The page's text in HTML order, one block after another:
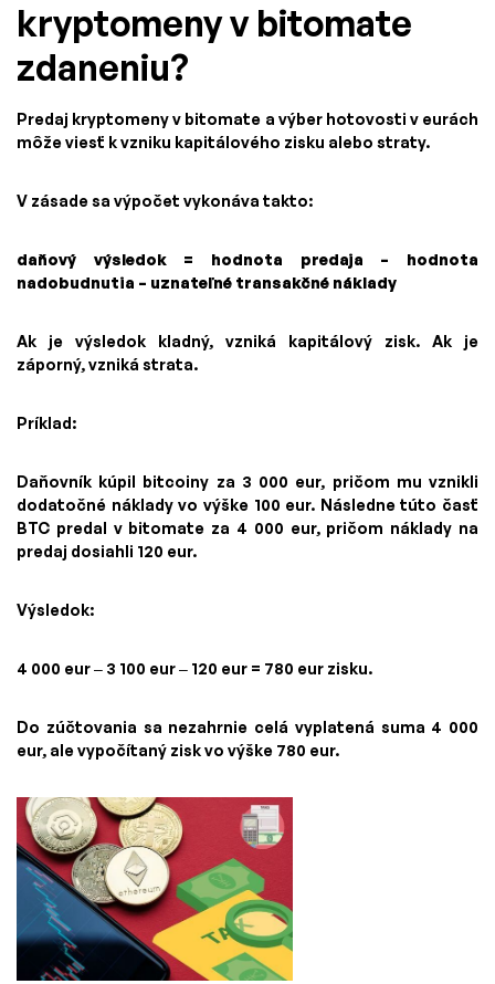
kryptomeny v bitomate
zdaneniu?
Predaj kryptomeny v bitomate a výber hotovosti v eurách
môže viesť k vzniku kapitálového zisku alebo straty.
V zásade sa výpočet vykonáva takto:
daňový výsledok = hodnota predaja – hodnota
nadobudnutia – uznateľné transakčné náklady
Ak je výsledok kladný, vzniká kapitálový zisk. Ak je
záporný, vzniká strata.
Príklad:
Daňovník kúpil bitcoiny za 3 000 eur, pričom mu vznikli
dodatočné náklady vo výške 100 eur. Následne túto časť
BTC predal v bitomate za 4 000 eur, pričom náklady na
predaj dosiahli 120 eur.
Výsledok:
4 000 eur – 3 100 eur – 120 eur = 780 eur zisku.
Do zúčtovania sa nezahrnie celá vyplatená suma 4 000
eur, ale vypočítaný zisk vo výške 780 eur.